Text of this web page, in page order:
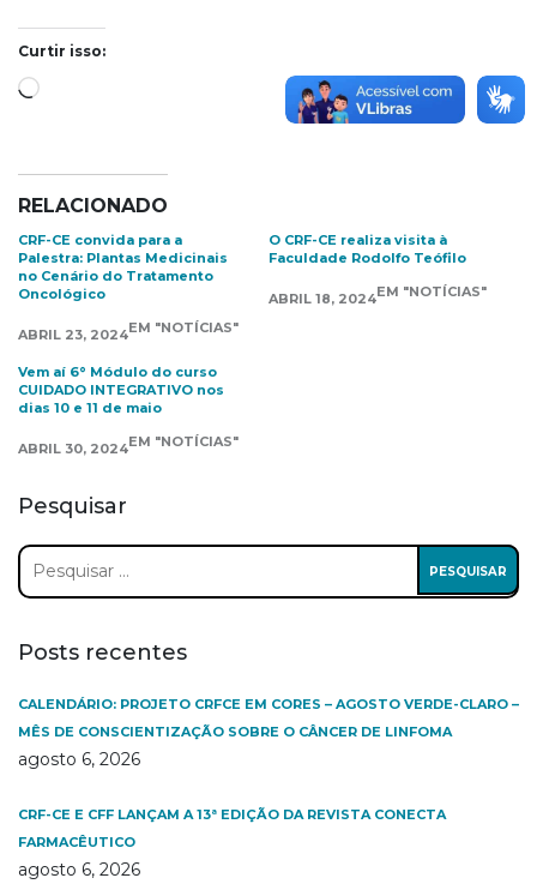
Curtir isso:
Carregando...
RELACIONADO
CRF-CE convida para a
Palestra: Plantas Medicinais
no Cenário do Tratamento
Oncológico
ABRIL 23, 2024EM "NOTÍCIAS"
O CRF-CE realiza visita à
Faculdade Rodolfo Teófilo
ABRIL 18, 2024EM "NOTÍCIAS"
Vem aí 6° Módulo do curso
CUIDADO INTEGRATIVO nos
dias 10 e 11 de maio
ABRIL 30, 2024EM "NOTÍCIAS"
Pesquisar
Pesquisar
por:
Posts recentes
CALENDÁRIO: PROJETO CRFCE EM CORES – AGOSTO VERDE-CLARO –
MÊS DE CONSCIENTIZAÇÃO SOBRE O CÂNCER DE LINFOMA
agosto 6, 2026
CRF-CE E CFF LANÇAM A 13ª EDIÇÃO DA REVISTA CONECTA
FARMACÊUTICO
agosto 6, 2026